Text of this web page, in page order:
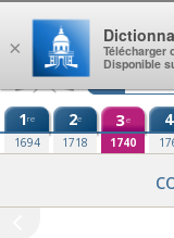
Aller au contenu
1re
1694
2e
1718
3e
1740
4
×
Télécharger
Disponible